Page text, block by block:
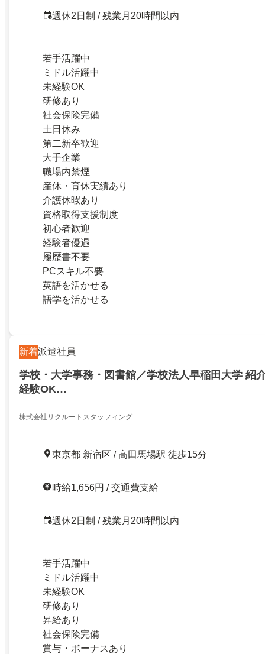
週休2日制 / 残業月20時間以内
若手活躍中
ミドル活躍中
未経験OK
研修あり
社会保険完備
土日休み
第二新卒歓迎
大手企業
職場内禁煙
産休・育休実績あり
介護休暇あり
資格取得支援制度
初心者歓迎
経験者優遇
履歴書不要
PCスキル不要
英語を活かせる
語学を活かせる
新着派遣社員
学校・大学事務・図書館／学校法人早稲田大学 紹
経験OK…
株式会社リクルートスタッフィング
東京都 新宿区 / 高田馬場駅 徒歩15分
時給1,656円 / 交通費支給
週休2日制 / 残業月20時間以内
若手活躍中
ミドル活躍中
未経験OK
研修あり
昇給あり
社会保険完備
賞与・ボーナスあり